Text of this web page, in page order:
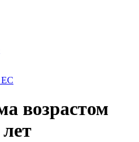
ЕС
возрастом